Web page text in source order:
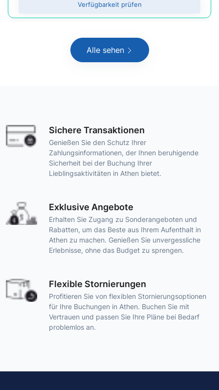
Verfügbarkeit prüfen
Alle sehen
Sichere Transaktionen
Genießen Sie den Schutz Ihrer
Zahlungsinformationen, der Ihnen beruhigende
Sicherheit bei der Buchung Ihrer
Lieblingsaktivitäten in Athen bietet.
Exklusive Angebote
Erhalten Sie Zugang zu Sonderangeboten und
Rabatten, um das Beste aus Ihrem Aufenthalt in
Athen zu machen. Genießen Sie unvergessliche
Erlebnisse, ohne das Budget zu sprengen.
Flexible Stornierungen
Profitieren Sie von flexiblen Stornierungsoptionen
für Ihre Buchungen in Athen. Buchen Sie mit
Vertrauen und passen Sie Ihre Pläne bei Bedarf
problemlos an.